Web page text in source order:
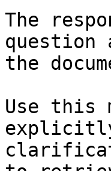
The
question
the
Use this